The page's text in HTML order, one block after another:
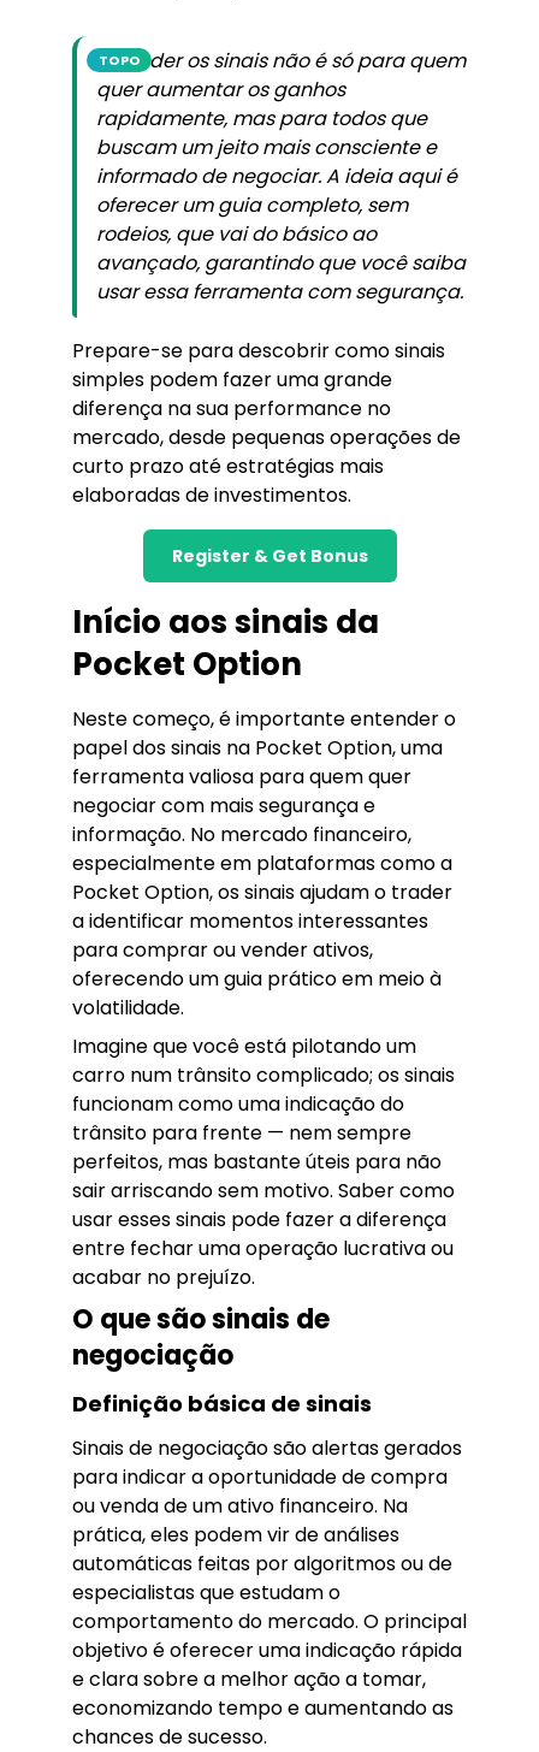
TOPO
Entender os sinais não é só para quem
quer aumentar os ganhos
rapidamente, mas para todos que
buscam um jeito mais consciente e
informado de negociar. A ideia aqui é
oferecer um guia completo, sem
rodeios, que vai do básico ao
avançado, garantindo que você saiba
usar essa ferramenta com segurança.
Prepare-se para descobrir como sinais
simples podem fazer uma grande
diferença na sua performance no
mercado, desde pequenas operações de
curto prazo até estratégias mais
elaboradas de investimentos.
Register & Get Bonus
Início aos sinais da
Pocket Option
Neste começo, é importante entender o
papel dos sinais na Pocket Option, uma
ferramenta valiosa para quem quer
negociar com mais segurança e
informação. No mercado financeiro,
especialmente em plataformas como a
Pocket Option, os sinais ajudam o trader
a identificar momentos interessantes
para comprar ou vender ativos,
oferecendo um guia prático em meio à
volatilidade.
Imagine que você está pilotando um
carro num trânsito complicado; os sinais
funcionam como uma indicação do
trânsito para frente — nem sempre
perfeitos, mas bastante úteis para não
sair arriscando sem motivo. Saber como
usar esses sinais pode fazer a diferença
entre fechar uma operação lucrativa ou
acabar no prejuízo.
O que são sinais de
negociação
Definição básica de sinais
Sinais de negociação são alertas gerados
para indicar a oportunidade de compra
ou venda de um ativo financeiro. Na
prática, eles podem vir de análises
automáticas feitas por algoritmos ou de
especialistas que estudam o
comportamento do mercado. O principal
objetivo é oferecer uma indicação rápida
e clara sobre a melhor ação a tomar,
economizando tempo e aumentando as
chances de sucesso.